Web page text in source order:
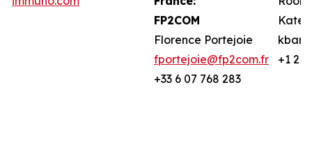
FP2COM
Florence Portejoie
fportejoie@fp2com.fr
+33 6 07 768 283
Kate
+1